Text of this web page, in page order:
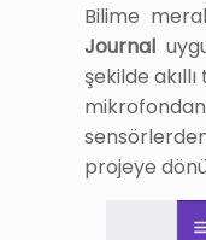
Bilime
Journal
şekilde
projeye